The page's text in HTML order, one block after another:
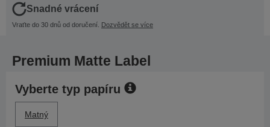
Snadné vrácení
Vraťte do 30 dnů od doručení. Dozvědět se více
Premium Matte Label
Vyberte typ papíru
Matný